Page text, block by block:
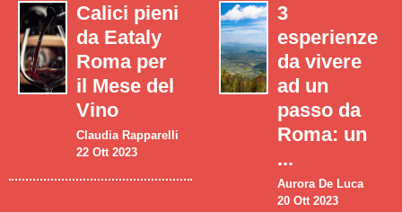
Calici pieni
da Eataly
Roma per
il Mese del
Vino
Claudia Rapparelli
22 Ott 2023
3
esperienze
da vivere
ad un
passo da
Roma: un
...
Aurora De Luca
20 Ott 2023